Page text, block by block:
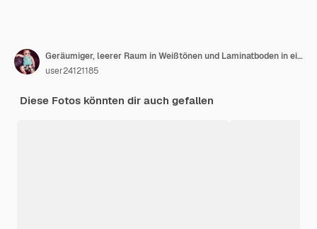
Geräumiger, leerer Raum in Weißtönen und Laminatboden in einem gemütlichen Haus
user24121185
Diese Fotos könnten dir auch gefallen